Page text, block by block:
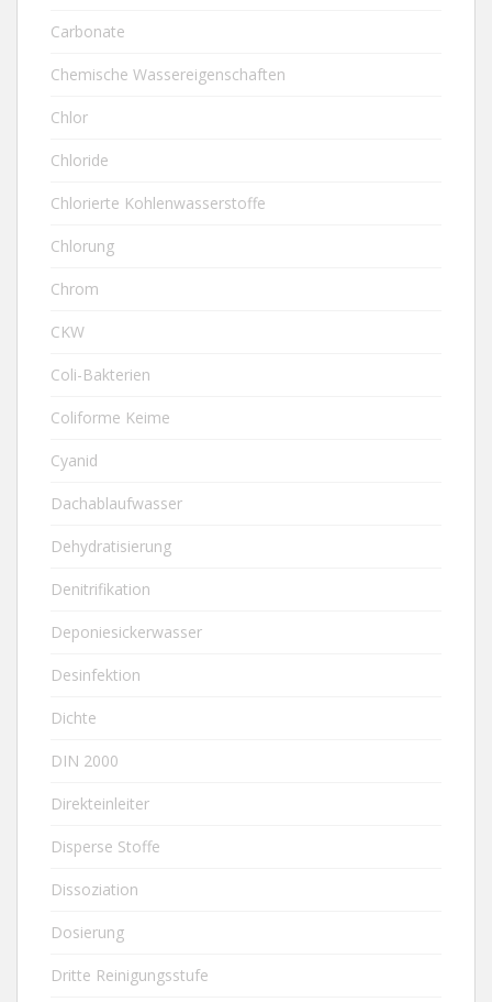
Carbonate
Chemische Wassereigenschaften
Chlor
Chloride
Chlorierte Kohlenwasserstoffe
Chlorung
Chrom
CKW
Coli-Bakterien
Coliforme Keime
Cyanid
Dachablaufwasser
Dehydratisierung
Denitrifikation
Deponiesickerwasser
Desinfektion
Dichte
DIN 2000
Direkteinleiter
Disperse Stoffe
Dissoziation
Dosierung
Dritte Reinigungsstufe